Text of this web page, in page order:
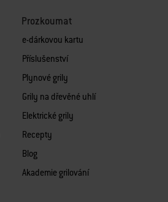
Prozkoumat
e-dárkovou kartu
Příslušenství
Plynové grily
Grily na dřevěné uhlí
Elektrické grily
Recepty
Blog
Akademie grilování